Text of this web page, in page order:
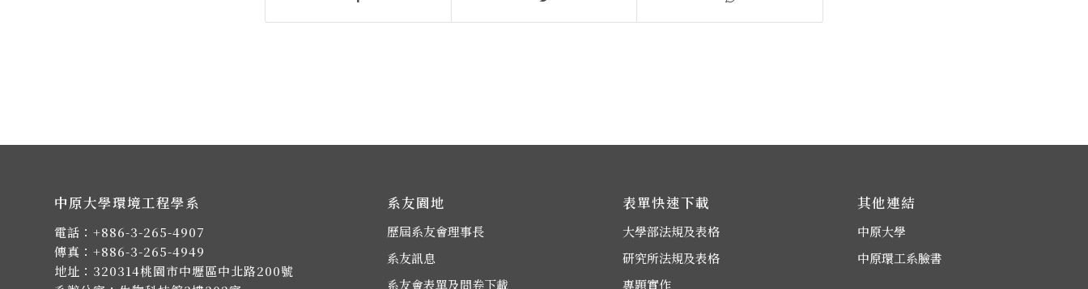
中原大學環境工程學系
電話： +886-3-265-4907
傳真：+886-3-265-4949
地址： 320314桃園市中壢區中北路200號
系友園地
歷屆系友會理事長
系友訊息
系友會表單及問卷下載
表單快速下載
大學部法規及表格
研究所法規及表格
專題實作
其他連結
中原大學
中原環工系臉書